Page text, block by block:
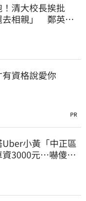
清大校長挨批
去相親」 鄭英
資格說愛你
PR
Uber小黃「中正區
資3000元…嚇傻：